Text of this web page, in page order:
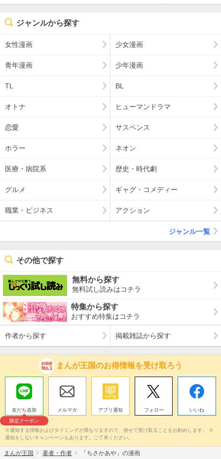
ジャンルから探す
女性漫画 少女漫画
青年漫画 少年漫画
TL BL
オトナ ヒューマンドラマ
恋愛 サスペンス
ホラー ネオン
医療・病院系 歴史・時代劇
グルメ ギャグ・コメディー
職業・ビジネス アクション
ジャンル一覧
その他で探す
無料から探す
無料試し読みはコチラ
特集から探す
おすすめ特集はコチラ
作者から探す 掲載雑誌から探す
まんが王国のお得情報を受け取ろう
友だち追加
限定クーポン
メルマガ アプリ通知 フォロー いいね
※通知する情報およびタイミングが異なりますので、併せて受け取ることをお勧めします。 ※
通知をしないキャンペーンもあります。ご了承ください。
まんが王国 著者・作者 「ちさかあや」の漫画